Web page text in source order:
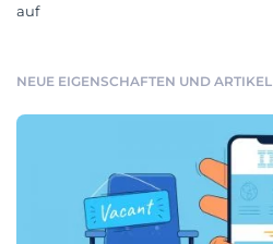
auf
NEUE EIGENSCHAFTEN UND ARTIKEL